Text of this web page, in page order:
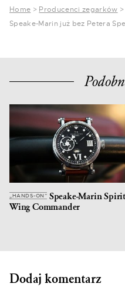
Home > Producenci zegarków >
Speake-Marin już bez Petera
„HANDS-ON” Speake-Marin Spirit
Wing Commander
Dodaj komentarz